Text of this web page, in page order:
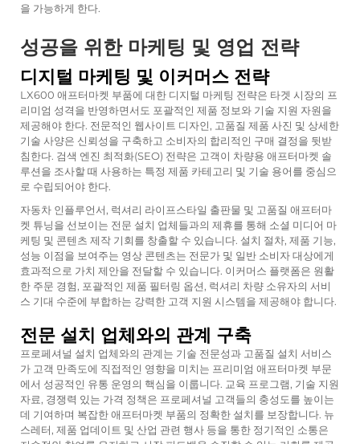
을 가능하게 한다.
성공을 위한 마케팅 및 영업 전략
디지털 마케팅 및 이커머스 전략
LX600 애프터마켓 부품에 대한 디지털 마케팅 전략은 타겟 시장의 프
리미엄 성격을 반영하면서도 포괄적인 제품 정보와 기술 지원 자원을
제공해야 한다. 전문적인 웹사이트 디자인, 고품질 제품 사진 및 상세한
기술 사양은 신뢰성을 구축하고 소비자의 합리적인 구매 결정을 뒷받
침한다. 검색 엔진 최적화(SEO) 전략은 고객이 차량용 애프터마켓 솔
루션을 조사할 때 사용하는 특정 제품 카테고리 및 기술 용어를 중심으
로 수립되어야 한다.
자동차 인플루언서, 럭셔리 라이프스타일 출판물 및 고품질 애프터마
켓 튜닝을 선보이는 전문 설치 업체들과의 제휴를 통해 소셜 미디어 마
케팅 및 콘텐츠 제작 기회를 창출할 수 있습니다. 설치 절차, 제품 기능,
성능 이점을 보여주는 영상 콘텐츠는 전문가 및 일반 소비자 대상에게
효과적으로 가치 제안을 전달할 수 있습니다. 이커머스 플랫폼은 원활
한 주문 경험, 포괄적인 제품 필터링 옵션, 럭셔리 차량 소유자의 서비
스 기대 수준에 부합하는 강력한 고객 지원 시스템을 제공해야 합니다.
전문 설치 업체와의 관계 구축
프로페셔널 설치 업체와의 관계는 기술 전문성과 고품질 설치 서비스
가 고객 만족도에 직접적인 영향을 미치는 프리미엄 애프터마켓 부문
에서 성공적인 유통 운영의 핵심을 이룹니다. 교육 프로그램, 기술 지원
자료, 경쟁력 있는 가격 정책은 프로페셔널 고객들의 충성도를 높이는
데 기여하며 복잡한 애프터마켓 부품의 정확한 설치를 보장합니다. 뉴
스레터, 제품 업데이트 및 산업 관련 행사 등을 통한 정기적인 소통은